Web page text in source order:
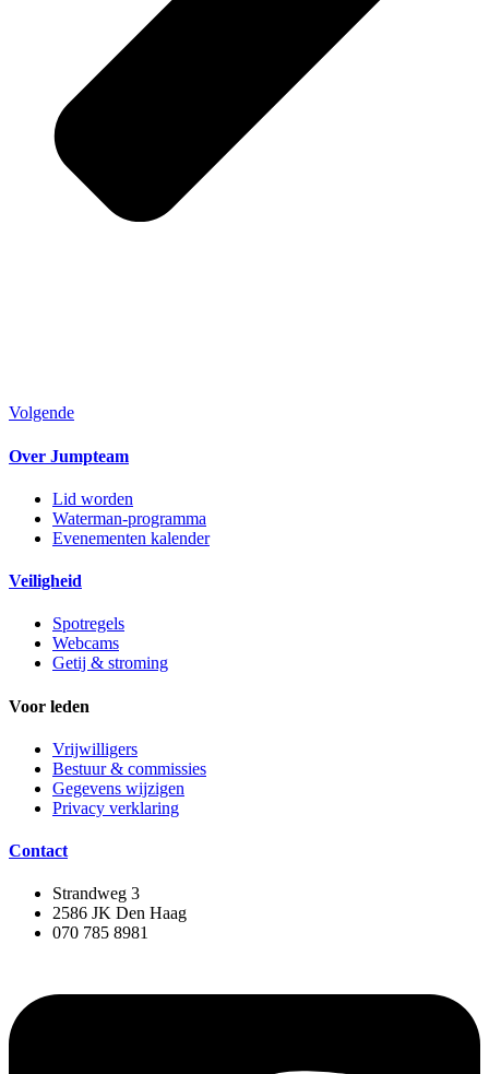
Volgende
Over Jumpteam
Lid worden
Waterman-programma
Evenementen kalender
Veiligheid
Spotregels
Webcams
Getij & stroming
Voor leden
Vrijwilligers
Bestuur & commissies
Gegevens wijzigen
Privacy verklaring
Contact
Strandweg 3
2586 JK Den Haag
070 785 8981